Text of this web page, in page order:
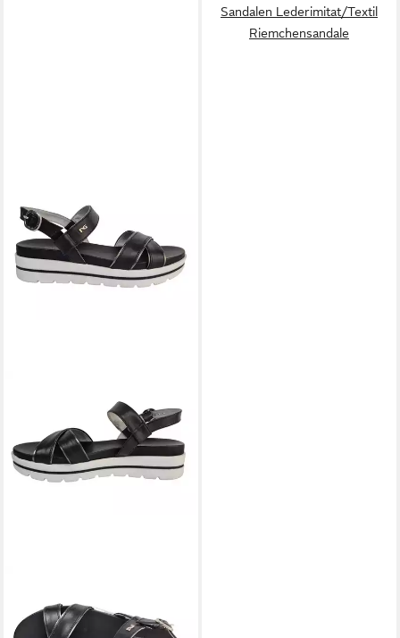
Sandale Sandale
79,90 € UVP
115,00 €
Sandalen Lederimitat/Textil
Riemchensandale